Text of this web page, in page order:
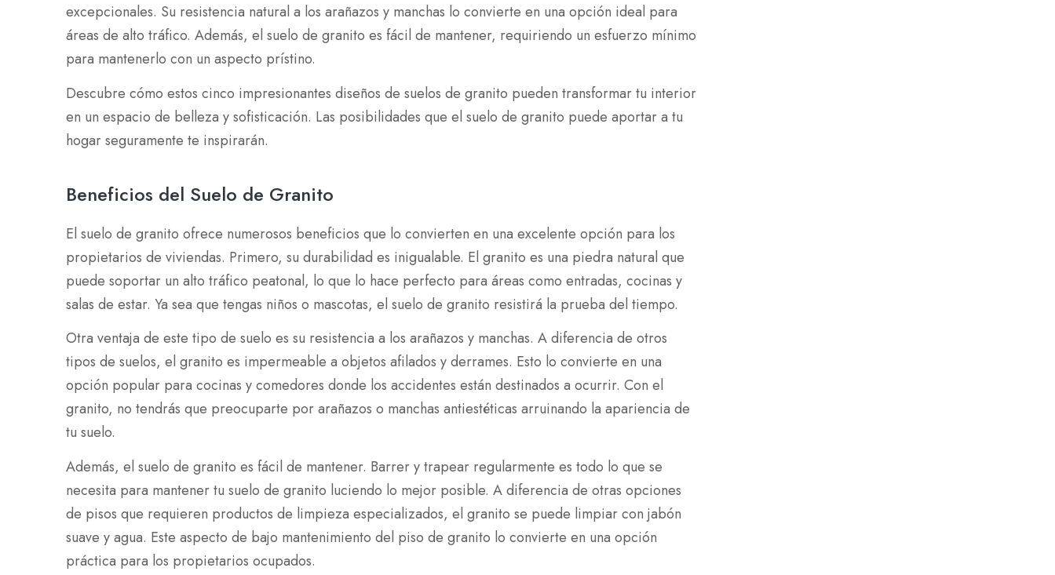
excepcionales. Su resistencia natural a los arañazos y manchas lo convierte en una opción ideal para
áreas de alto tráfico. Además, el suelo de granito es fácil de mantener, requiriendo un esfuerzo mínimo
para mantenerlo con un aspecto prístino.
Descubre cómo estos cinco impresionantes diseños de suelos de granito pueden transformar tu interior
en un espacio de belleza y sofisticación. Las posibilidades que el suelo de granito puede aportar a tu
hogar seguramente te inspirarán.
Beneficios del Suelo de Granito
El suelo de granito ofrece numerosos beneficios que lo convierten en una excelente opción para los
propietarios de viviendas. Primero, su durabilidad es inigualable. El granito es una piedra natural que
puede soportar un alto tráfico peatonal, lo que lo hace perfecto para áreas como entradas, cocinas y
salas de estar. Ya sea que tengas niños o mascotas, el suelo de granito resistirá la prueba del tiempo.
Otra ventaja de este tipo de suelo es su resistencia a los arañazos y manchas. A diferencia de otros
tipos de suelos, el granito es impermeable a objetos afilados y derrames. Esto lo convierte en una
opción popular para cocinas y comedores donde los accidentes están destinados a ocurrir. Con el
granito, no tendrás que preocuparte por arañazos o manchas antiestéticas arruinando la apariencia de
tu suelo.
Además, el suelo de granito es fácil de mantener. Barrer y trapear regularmente es todo lo que se
necesita para mantener tu suelo de granito luciendo lo mejor posible. A diferencia de otras opciones
de pisos que requieren productos de limpieza especializados, el granito se puede limpiar con jabón
suave y agua. Este aspecto de bajo mantenimiento del piso de granito lo convierte en una opción
práctica para los propietarios ocupados.